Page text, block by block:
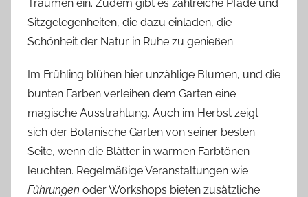
Träumen ein. Zudem gibt es zahlreiche Pfade und
Sitzgelegenheiten, die dazu einladen, die
Schönheit der Natur in Ruhe zu genießen.
Im Frühling blühen hier unzählige Blumen, und die
bunten Farben verleihen dem Garten eine
magische Ausstrahlung. Auch im Herbst zeigt
sich der Botanische Garten von seiner besten
Seite, wenn die Blätter in warmen Farbtönen
leuchten. Regelmäßige Veranstaltungen wie
Führungen oder Workshops bieten zusätzliche